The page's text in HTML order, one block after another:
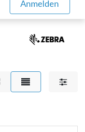
Anmelden